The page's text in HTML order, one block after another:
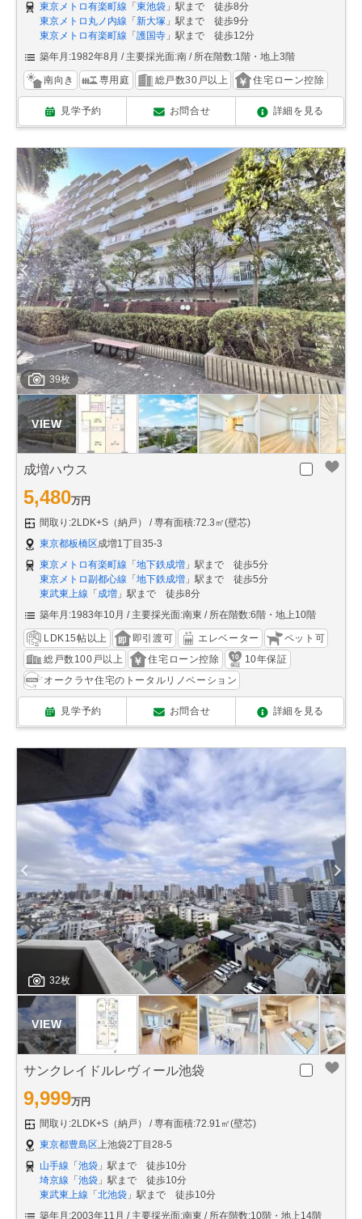
東京メトロ有楽町線 「 東池袋 」駅まで 徒歩8分
東京メトロ丸ノ内線 「 新大塚 」駅まで 徒歩9分
東京メトロ有楽町線 「 護国寺 」駅まで 徒歩12分
築年月:1982年8月
主要採光面:南 所在階数:1階・地上3階
南向き 専用庭 総戸数30戸以上 住宅ローン控除
見学予約 お問合せ 詳細を見る
39枚
成増ハウス
5,480万円
間取り:2LDK+S（納戸）
専有面積:72.3㎡(壁芯)
東京都板橋区成増1丁目35-3
東京メトロ有楽町線 「 地下鉄成増 」駅まで 徒歩5分
東京メトロ副都心線 「 地下鉄成増 」駅まで 徒歩5分
東武東上線 「 成増 」駅まで 徒歩8分
築年月:1983年10月
主要採光面:南東 所在階数:6階・地上10階
LDK15帖以上 即引渡可 エレベーター
ペット可
総戸数100戸以上
住宅ローン控除
10年保証
オークラヤ住宅のトータルリノベーション
見学予約 お問合せ 詳細を見る
32枚
サンクレイドルレヴィール池袋
9,999万円
間取り:2LDK+S（納戸）
専有面積:72.91㎡(壁芯)
東京都豊島区 上池袋2丁目28-5
山手線 「池袋 」駅まで 徒歩10分
埼京線 「池袋 」駅まで 徒歩10分
東武東上線 「北池袋 」駅まで 徒歩10分
築年月:2003年11月
主要採光面:南東 所在階数:10階・地上14階